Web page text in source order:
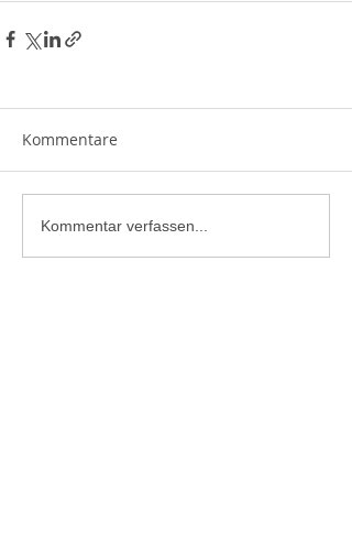
Kommentare
Kommentar verfassen...